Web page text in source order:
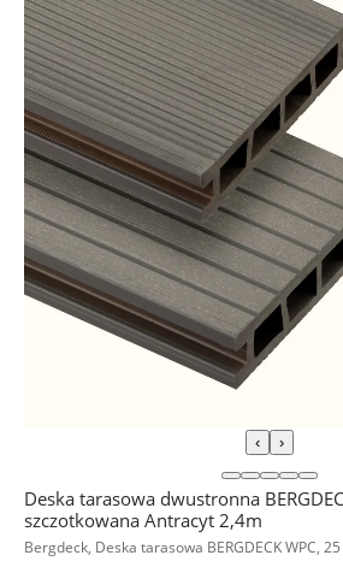
‹ ›
Deska tarasowa dwustronna
szczotkowana Antracyt 2,4m
Bergdeck, Deska tarasowa BERGDECK WPC,